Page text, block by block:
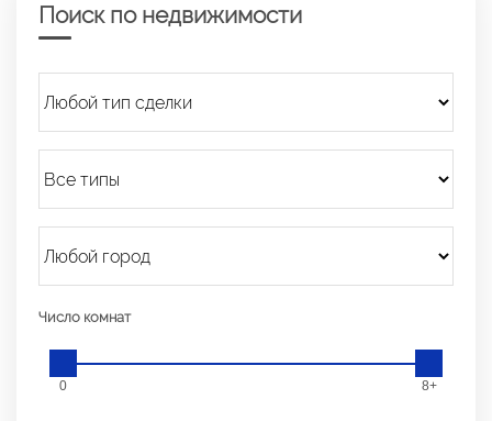
Поиск по недвижимости
Число комнат
0 8+